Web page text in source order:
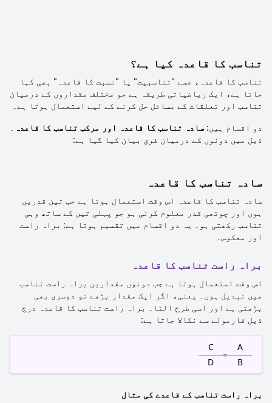
تناسب کا قاعدہ کیا ہے؟
تناسب کا قاعدہ، جسے "تناسبیت" یا "نسبت کا قاعدہ" بھی کہا
جاتا ہے، ایک ریاضیاتی طریقہ ہے جو مختلف مقداروں کے درمیان
تناسب اور تعلقات کے مسائل حل کرنے کے لیے استعمال ہوتا ہے۔
دو اقسام ہیں: سادہ تناسب کا قاعدہ اور مرکب تناسب کا قاعدہ ۔
ذیل میں دونوں کے درمیان فرق بیان کیا گیا ہے:
سادہ تناسب کا قاعدہ
سادہ تناسب کا قاعدہ اس وقت استعمال ہوتا ہے جب تین قدریں
ہوں اور چوتھی قدر معلوم کرنی ہو جو پہلی تین کے ساتھ وہی
تناسب رکھتی ہو۔ یہ دو اقسام میں تقسیم ہوتا ہے: براہ راست
اور معکوس۔
براہ راست تناسب کا قاعدہ
اس وقت استعمال ہوتا ہے جب دونوں مقداریں براہ راست تناسب
میں تبدیل ہوں۔ یعنی، اگر ایک مقدار بڑھے تو دوسری بھی
بڑھتی ہے اور اسی طرح الٹا۔ براہ راست تناسب کا قاعدہ درج
ذیل فارمولے سے نکالا جاتا ہے:
A
B
=
C
D
براہ راست تناسب کے قاعدے کی مثال